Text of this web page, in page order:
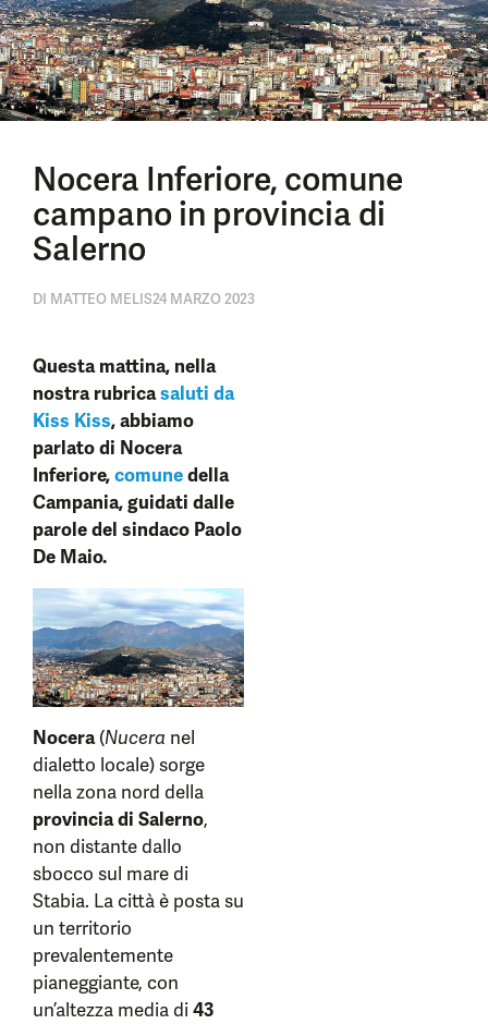
Nocera Inferiore, comune
campano in provincia di
Salerno
DI MATTEO MELIS24 MARZO 2023
Questa mattina, nella
nostra rubricasaluti da
Kiss Kiss, abbiamo
parlato di Nocera
Inferiore,comunedella
Campania, guidati dalle
parole del sindaco Paolo
De Maio.
Nocera(Nucera nel
dialetto locale) sorge
nella zona nord della
provincia di Salerno,
non distante dallo
sbocco sul mare di
Stabia. La città è posta su
un territorio
prevalentemente
pianeggiante, con
un’altezza media di43